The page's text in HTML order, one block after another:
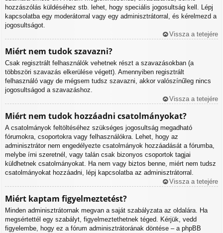
hozzászólás küldéséhez stb. lehet, hogy speciális jogosultság kell. Lépj
kapcsolatba egy moderátorral vagy egy adminisztrátorral, és kérelmezd a
jogosultságot.
Vissza a tetejére
Miért nem tudok szavazni?
Csak regisztrált felhasználók vehetnek részt a szavazásokban (a
többszöri szavazás elkerülése végett). Amennyiben regisztrált
felhasználó vagy de mégsem tudsz szavazni, akkor valószínűleg nincs
jogosultságod a szavazáshoz.
Vissza a tetejére
Miért nem tudok hozzáadni csatolmányokat?
A csatolmányok feltöltéséhez szükséges jogosultság megadható
fórumokra, csoportokra vagy felhasználókra. Lehet, hogy az
adminisztrátor nem engedélyezte csatolmányok hozzáadását a fórumba,
melybe írni szeretnél, vagy talán csak bizonyos csoportok tagjai
küldhetnek csatolmányokat. Ha nem vagy biztos benne, miért nem tudsz
csatolmányokat hozzáadni, lépj kapcsolatba az adminisztrátorral.
Vissza a tetejére
Miért kaptam figyelmeztetést?
Minden adminisztrátornak megvan a saját szabályzata az oldalára. Ha
megsértettél egy szabályt, figyelmeztethetnek téged. Kérjük, vedd
figyelembe, hogy ez a fórum adminisztrátorának döntése – a phpBB